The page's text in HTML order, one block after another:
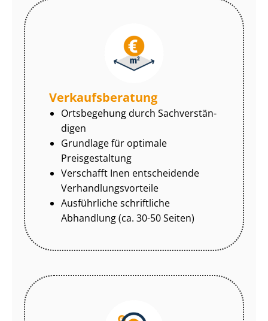
Ver­kaufs­be­ra­tung
Ortsbegehung durch Sach­ver­stän­
di­gen
Grundlage für optimale
Preisgestaltung
Verschafft Inen entscheidende
Ver­hand­lungs­vor­tei­le
Ausführliche schriftliche
Abhandlung (ca. 30-50 Seiten)